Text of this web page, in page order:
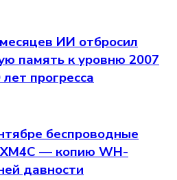
ИИ отбросил
память к уровню 2007
прогресса
беспроводные
— копию WH-
давности